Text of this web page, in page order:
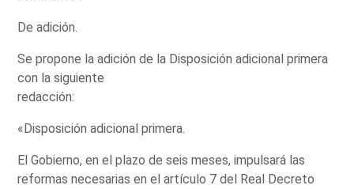
De adición.
Se propone la adición de la Disposición adicional primera
con la siguiente
redacción:
«Disposición adicional primera.
El Gobierno, en el plazo de seis meses, impulsará las
reformas necesarias en el artículo 7 del Real Decreto